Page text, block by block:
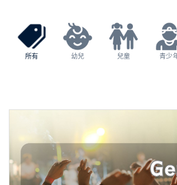
所有 幼兒 兒童 青少